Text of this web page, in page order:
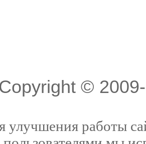
©
улучшения работы